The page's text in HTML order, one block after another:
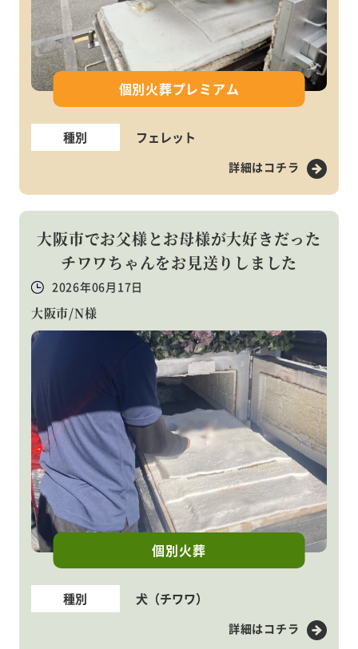
個別火葬プレミアム
種別 フェレット
詳細はコチラ
大阪市でお父様とお母様が大好きだった
チワワちゃんをお見送りしました
2026年06月17日
大阪市/N様
個別火葬
種別 犬（チワワ）
詳細はコチラ